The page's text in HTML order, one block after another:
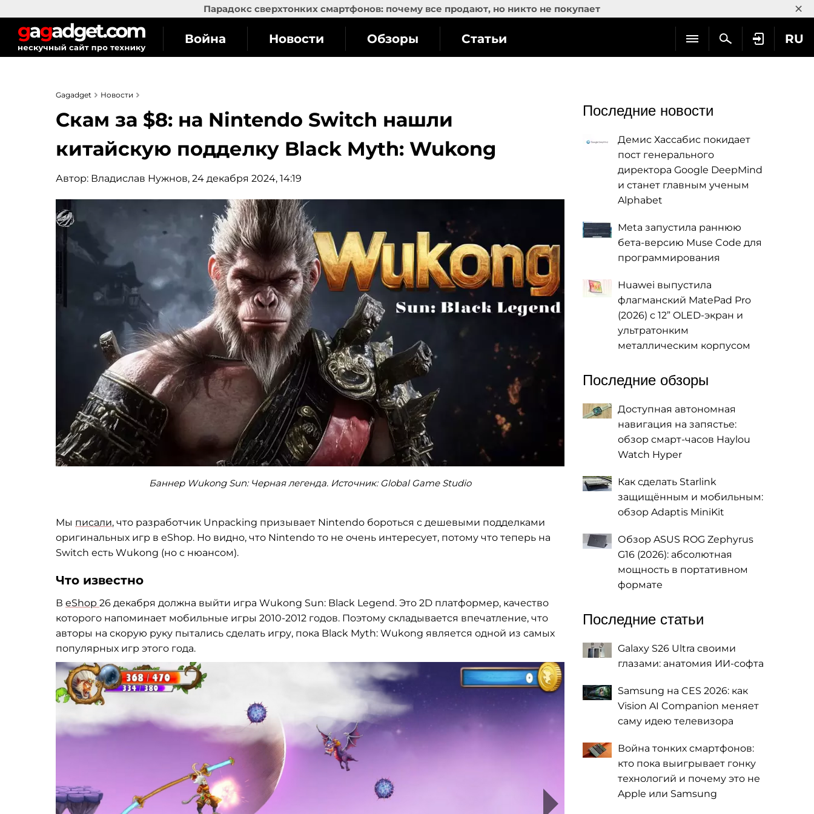
Парадокс сверхтонких смартфонов: почему все продают, но никто не покупает ×
RU
Война Новости Обзоры Статьи
Gagadget Новости
Скам за $8: на Nintendo Switch нашли
китайскую подделку Black Myth: Wukong
Автор: Владислав Нужнов, 24 декабря 2024, 14:19
Баннер Wukong Sun: Черная легенда. Источник: Global Game Studio
Мы писали, что разработчик Unpacking призывает Nintendo бороться с дешевыми подделками
оригинальных игр в eShop. Но видно, что Nintendo то не очень интересует, потому что теперь на
Switch есть Wukong (но с нюансом).
Что известно
В eShop 26 декабря должна выйти игра Wukong Sun: Black Legend. Это 2D платформер, качество
которого напоминает мобильные игры 2010-2012 годов. Поэтому складывается впечатление, что
авторы на скорую руку пытались сделать игру, пока Black Myth: Wukong является одной из самых
популярных игр этого года.
Последние новости
Демис Хассабис покидает
пост генерального
директора Google DeepMind
и станет главным ученым
Alphabet
Meta запустила раннюю
бета-версию Muse Code для
программирования
Huawei выпустила
флагманский MatePad Pro
(2026) с 12” OLED-экран и
ультратонким
металлическим корпусом
Последние обзоры
Доступная автономная
навигация на запястье:
обзор смарт-часов Haylou
Watch Hyper
Как сделать Starlink
защищённым и мобильным:
обзор Adaptis MiniKit
Обзор ASUS ROG Zephyrus
G16 (2026): абсолютная
мощность в портативном
формате
Последние статьи
Galaxy S26 Ultra своими
глазами: анатомия ИИ-софта
Samsung на CES 2026: как
Vision AI Companion меняет
саму идею телевизора
Война тонких смартфонов:
кто пока выигрывает гонку
технологий и почему это не
Apple или Samsung